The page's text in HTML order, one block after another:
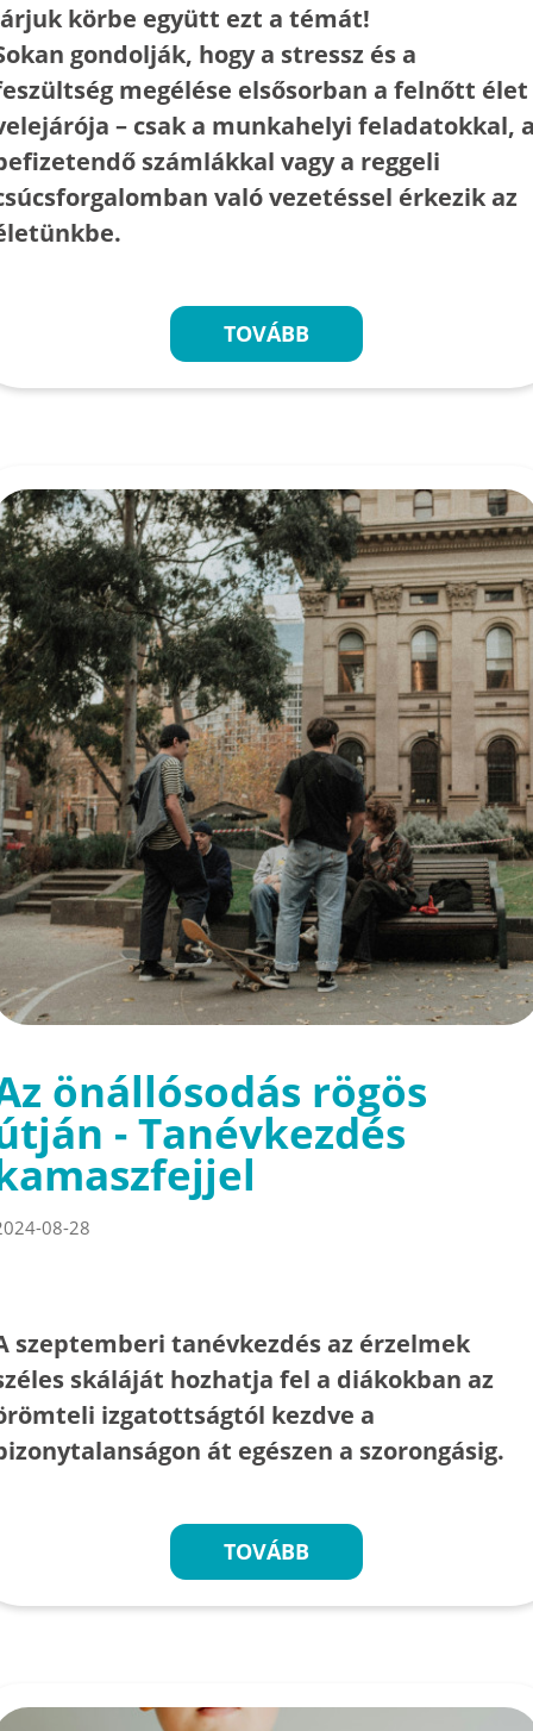
körbe együtt ezt a témát!
gondolják, hogy a stressz és a
megélése elsősorban a felnőtt élet
– csak a munkahelyi feladatokkal,
számlákkal vagy a reggeli
való vezetéssel érkezik az
TOVÁBB
önállósodás rögös
- Tanévkezdés
08-28
szeptemberi tanévkezdés az érzelmek
skáláját hozhatja fel a diákokban az
izgatottságtól kezdve a
át egészen a szorongásig.
TOVÁBB